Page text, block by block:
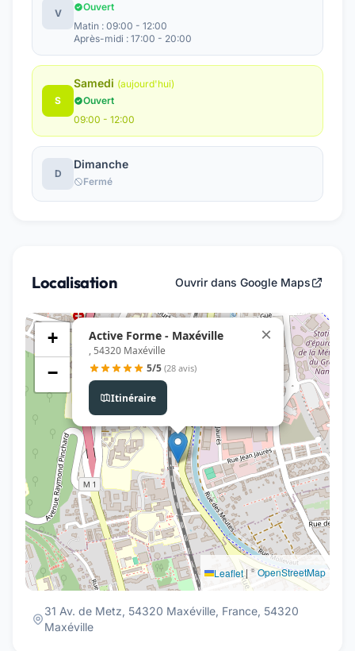
V
Ouvert
Matin : 09:00 - 12:00
Après-midi : 17:00 - 20:00
S
Samedi (aujourd'hui)
Ouvert
09:00 - 12:00
D
Dimanche
Fermé
Localisation Ouvrir dans Google Maps
Active Forme - Maxéville
, 54320 Maxéville
5/5 (28 avis)
Itinéraire
×
+
−
Leaflet| ©OpenStreetMap
31 Av. de Metz, 54320 Maxéville, France, 54320
Maxéville